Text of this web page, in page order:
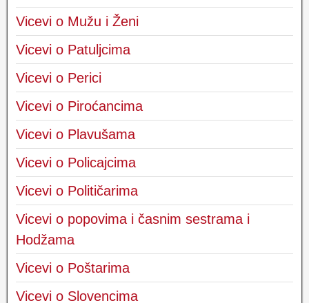
Vicevi o Mužu i Ženi
Vicevi o Patuljcima
Vicevi o Perici
Vicevi o Piroćancima
Vicevi o Plavušama
Vicevi o Policajcima
Vicevi o Političarima
Vicevi o popovima i časnim sestrama i
Hodžama
Vicevi o Poštarima
Vicevi o Slovencima